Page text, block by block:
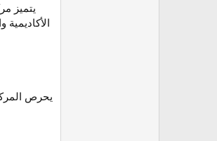
يتميز
يحرص